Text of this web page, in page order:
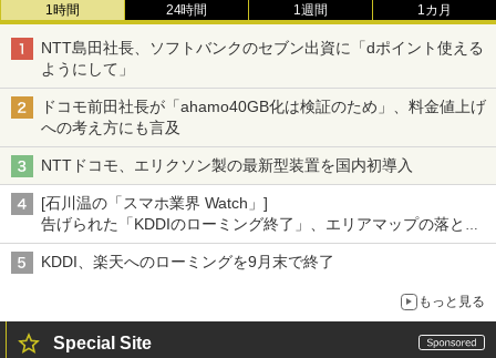
1時間 24時間 1週間 1カ月
NTT島田社長、ソフトバンクのセブン出資に「dポイント使える
ようにして」
ドコモ前田社長が「ahamo40GB化は検証のため」、料金値上げ
への考え方にも言及
NTTドコモ、エリクソン製の最新型装置を国内初導入
[石川温の「スマホ業界 Watch」]
告げられた「KDDIのローミング終了」、エリアマップの落とし
穴と楽天モバイルの課題
KDDI、楽天へのローミングを9月末で終了
もっと見る
Special Site